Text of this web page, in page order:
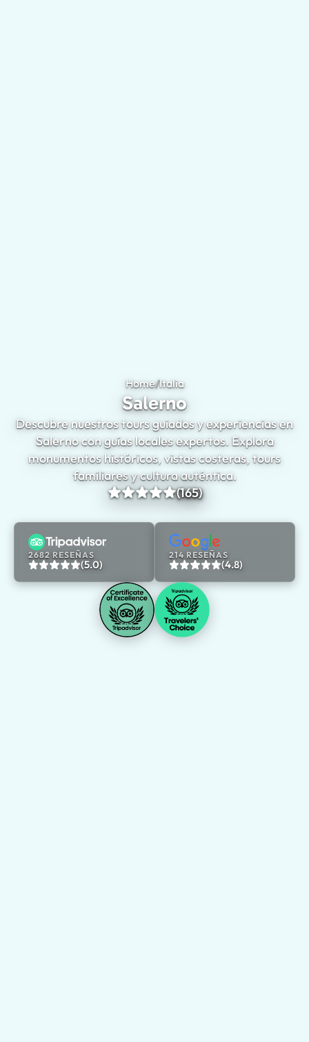
Home/ItaliaSalerno
Salerno
Descubre nuestros tours guiados y experiencias en
Salerno con guías locales expertos. Explora
monumentos históricos, vistas costeras, tours
familiares y cultura auténtica.
(165)
2682 RESEÑAS
(5.0)
214 RESEÑAS
(4.8)